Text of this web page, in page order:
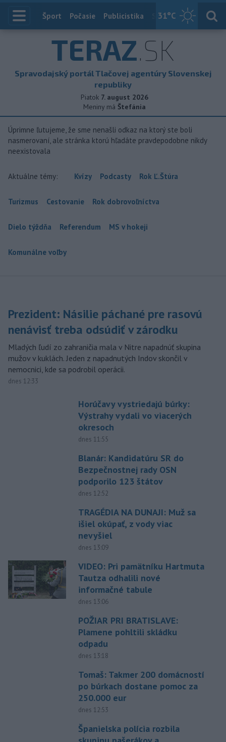
31°C
Index
Šport Počasie Publicistika Slovensko
TERAZ.SK
Spravodajský portál Tlačovej agentúry Slovenskej
republiky
Piatok 7. august 2026
Meniny má Štefánia
Úprimne ľutujeme, že sme nenašli odkaz na ktorý ste boli
nasmerovaní, ale stránka ktorú hľadáte pravdepodobne nikdy
neexistovala
Aktuálne témy: Kvízy Podcasty Rok Ľ.Štúra
Turizmus Cestovanie Rok dobrovoľníctva
Dielo týždňa Referendum MS v hokeji
Komunálne voľby
Prezident: Násilie páchané pre rasovú
nenávisť treba odsúdiť v zárodku
Mladých ľudí zo zahraničia mala v Nitre napadnúť skupina
mužov v kuklách. Jeden z napadnutých Indov skončil v
nemocnici, kde sa podrobil operácii.
dnes 12:33
Horúčavy vystriedajú búrky:
Výstrahy vydali vo viacerých
okresoch
dnes 11:55
Blanár: Kandidatúru SR do
Bezpečnostnej rady OSN
podporilo 123 štátov
dnes 12:52
TRAGÉDIA NA DUNAJI: Muž sa
išiel okúpať, z vody viac
nevyšiel
dnes 13:09
VIDEO: Pri pamätníku Hartmuta
Tautza odhalili nové
informačné tabule
dnes 13:06
POŽIAR PRI BRATISLAVE:
Plamene pohltili skládku
odpadu
dnes 13:18
Tomaš: Takmer 200 domácností
po búrkach dostane pomoc za
250.000 eur
dnes 12:53
Španielska polícia rozbila